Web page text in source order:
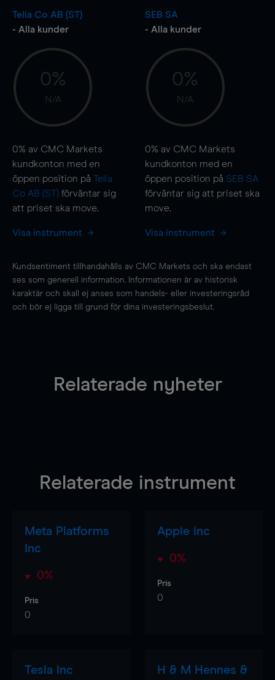
Telia Co AB (ST)
- Alla kunder
0%
N/A
0% av CMC Markets
kundkonton med en
öppen position på Telia
Co AB (ST) förväntar sig
att priset ska move.
Visa instrument
SEB SA
- Alla kunder
0%
N/A
0% av CMC Markets
kundkonton med en
öppen position på SEB SA
förväntar sig att priset ska
move.
Visa instrument
Kundsentiment tillhandahålls av CMC Markets och ska endast
ses som generell information. Informationen är av historisk
karaktär och skall ej anses som handels- eller investeringsråd
och bör ej ligga till grund för dina investeringsbeslut.
Relaterade nyheter
Relaterade instrument
Meta Platforms
Inc
0%
Pris
0
Apple Inc
0%
Pris
0
Tesla Inc
H & M Hennes &